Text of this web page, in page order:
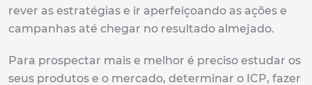
rever as estratégias e ir aperfeiçoando as ações e
campanhas até chegar no resultado almejado.
Para prospectar mais e melhor é preciso estudar os
seus produtos e o mercado, determinar o ICP, fazer